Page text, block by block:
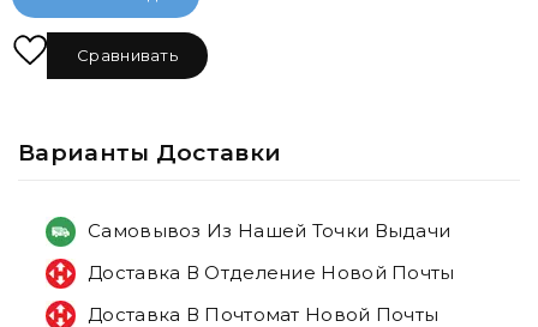
Сравнивать
Варианты Доставки
Самовывоз Из Нашей Точки Выдачи
Доставка В Отделение Новой Почты
Доставка В Почтомат Новой Почты